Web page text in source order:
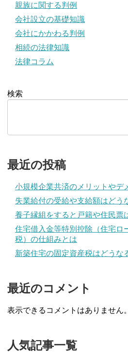
親族に関する判例
会社設立の基礎知識
会社にかかわる判例
相続の法律知識
法律コラム
検索
最近の投稿
小規模企業共済のメリットやデ
失業給付の受給や支給額はどう
養子縁組をすると戸籍や住民票
住宅借入金等特別控除（住宅ロ
税）の仕組みとは
新築住宅の固定資産税はどうな
最近のコメント
表示できるコメントはありません。
人気記事一覧